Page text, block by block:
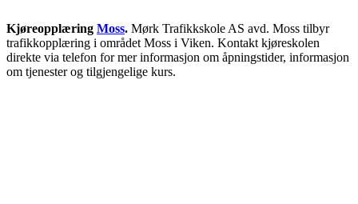
Kjøreopplæring Moss. Mørk Trafikkskole AS avd. Moss tilbyr
trafikkopplæring i området Moss i Viken. Kontakt kjøreskolen
direkte via telefon for mer informasjon om åpningstider, informasjon
om tjenester og tilgjengelige kurs.